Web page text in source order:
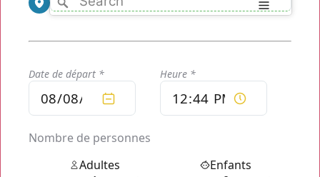
pour Vos Trajets